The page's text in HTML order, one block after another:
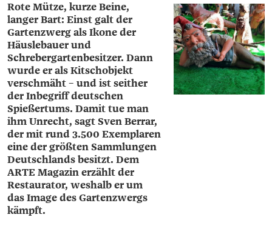
Rote Mütze, kurze Beine,
langer Bart: Einst galt der
Gartenzwerg als Ikone der
Häuslebauer und
Schrebergartenbesitzer. Dann
wurde er als Kitschobjekt
verschmäht – und ist seither
der Inbegriff deutschen
Spießertums. Damit tue man
ihm Unrecht, sagt Sven ­Berrar,
der mit rund 3.500 Exemplaren
eine der größten Sammlungen
Deutschlands besitzt. Dem
ARTE Magazin erzählt der
Restaurator, weshalb er um
das Image des Gartenzwergs
kämpft.